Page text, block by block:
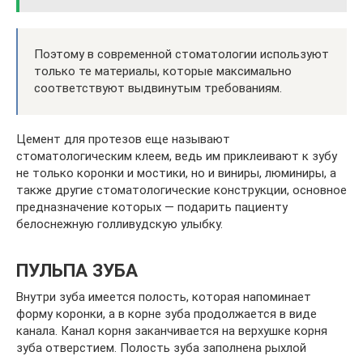
Поэтому в современной стоматологии используют
только те материалы, которые максимально
соответствуют выдвинутым требованиям.
Цемент для протезов еще называют
стоматологическим клеем, ведь им приклеивают к зубу
не только коронки и мостики, но и виниры, люминиры, а
также другие стоматологические конструкции, основное
предназначение которых — подарить пациенту
белоснежную голливудскую улыбку.
ПУЛЬПА ЗУБА
Внутри зуба имеется полость, которая напоминает
форму коронки, а в корне зуба продолжается в виде
канала. Канал корня заканчивается на верхушке корня
зуба отверстием. Полость зуба заполнена рыхлой